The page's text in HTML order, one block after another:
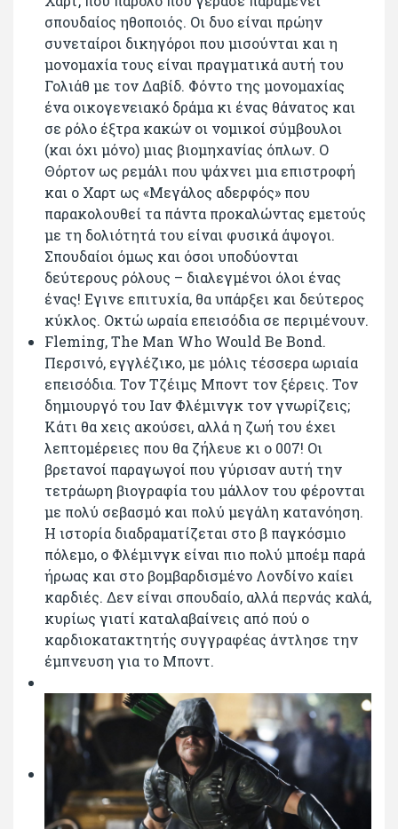
σπουδαίος ηθοποιός. Οι δυο είναι πρώην
συνεταίροι δικηγόροι που μισούνται και η
μονομαχία τους είναι πραγματικά αυτή του
Γολιάθ με τον Δαβίδ. Φόντο της μονομαχίας
ένα οικογενειακό δράμα κι ένας θάνατος και
σε ρόλο έξτρα κακών οι νομικοί σύμβουλοι
(και όχι μόνο) μιας βιομηχανίας όπλων. Ο
Θόρτον ως ρεμάλι που ψάχνει μια επιστροφή
και ο Χαρτ ως «Μεγάλος αδερφός» που
παρακολουθεί τα πάντα προκαλώντας εμετούς
με τη δολιότητά του είναι φυσικά άψογοι.
Σπουδαίοι όμως και όσοι υποδύονται
δεύτερους ρόλους – διαλεγμένοι όλοι ένας
ένας! Εγινε επιτυχία, θα υπάρξει και δεύτερος
κύκλος. Οκτώ ωραία επεισόδια σε περιμένουν.
Fleming, The Man Who Would Be Bond.
Περσινό, εγγλέζικο, με μόλις τέσσερα ωριαία
επεισόδια. Τον Τζέιμς Μποντ τον ξέρεις. Τον
δημιουργό του Ιαν Φλέμινγκ τον γνωρίζεις;
Κάτι θα χεις ακούσει, αλλά η ζωή του έχει
λεπτομέρειες που θα ζήλευε κι ο 007! Οι
βρετανοί παραγωγοί που γύρισαν αυτή την
τετράωρη βιογραφία του μάλλον του φέρονται
με πολύ σεβασμό και πολύ μεγάλη κατανόηση.
Η ιστορία διαδραματίζεται στο β παγκόσμιο
πόλεμο, ο Φλέμινγκ είναι πιο πολύ μποέμ παρά
ήρωας και στο βομβαρδισμένο Λονδίνο καίει
καρδιές. Δεν είναι σπουδαίο, αλλά περνάς καλά,
κυρίως γιατί καταλαβαίνεις από πού ο
καρδιοκατακτητής συγγραφέας άντλησε την
έμπνευση για το Μποντ.